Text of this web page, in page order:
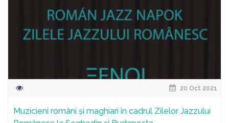
20 Oct 2021
Muzicieni români și maghiari în cadrul Zilelor Jazzului